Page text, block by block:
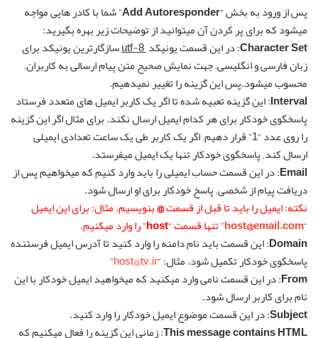
پس از ورود به بخش “Add Autoresponder” شما با کادر هایی مواجه
میشود که برای پر کردن آن میتوانید از توضیحات زیر بهره بگیرید:
Character Set: در این قسمت یونیکدutf-8
سازگارترین یونیکد برای
زبان فارسی و انگلیسی‚ جهت نمایش صحیح متن پیام ارسالی به کاربران‚
محسوب میشود.پس این گزینه را تغییر نمیدهیم.
Interval: این گزینه تعبیه شده تا اگر یک کاربر ایمیل های متعدد فرستاد
پاسخگوی خودکار برای هر کدام ایمیل ارسال نکند. برای مثال اگر این گزینه
را روی عدد “1” قرار دهیم‚ اگر یک کاربر طی یک ساعت تعدادی ایمیلی
ارسال کند‚ پاسخگوی خودکار تنها یک ایمیل میفرستد.
Email: در این قسمت حساب ایمیلی را باید وارد کنیم که میخواهیم پس از
دریافت پیام از شخصی‚ پاسخ خودکار برای او ارسال شود.
نکته: ایمیل را باید تا قبل از قسمت@بنویسیم. مثال: برای این ایمیل
“
host@email.com” تنها قسمت “host” را وارد میکنیم.
Domain: این قسمت باید نام دامنه را وارد کنید تا آدرس ایمیل فرستنده
پاسخگوی خودکار تکمیل شود. مثال: “host@tv.ir
”
From: در این قسمت نامی وارد میکنید که میخواهید ایمیل خودکار با این
نام برای کاربر ارسال شود.
Subject: در این قسمت موضوع ایمیل خودکار را وارد کنید.
This message contains HTML: زمانی این گزینه را فعال میکنیم که